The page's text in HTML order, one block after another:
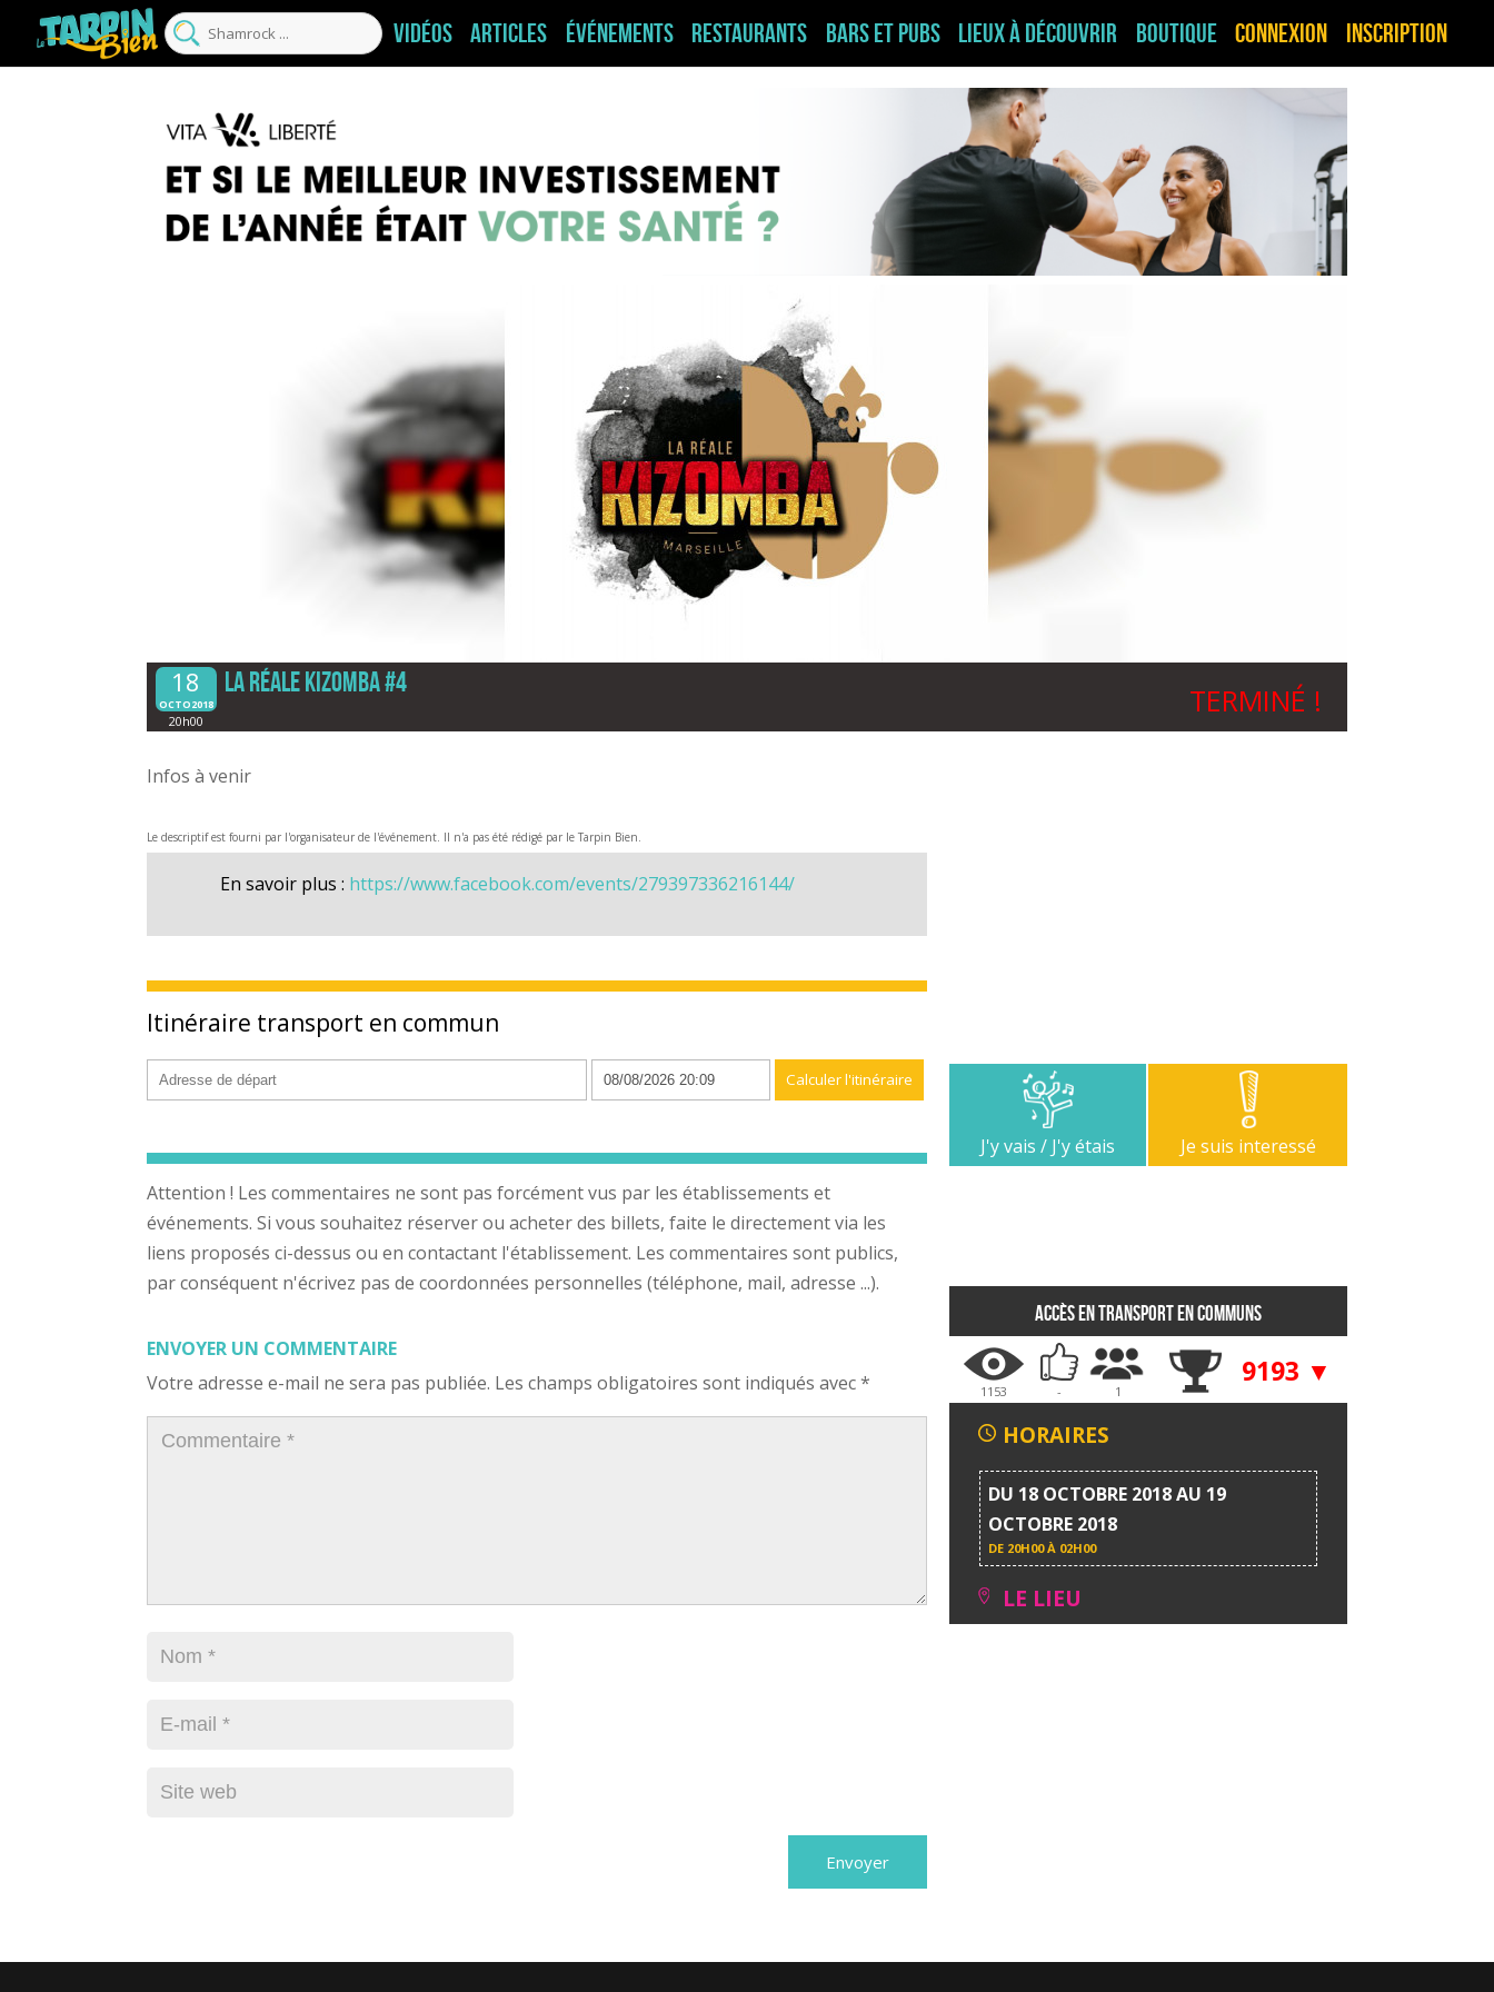
Vidéos Articles Événements Restaurants Bars et pubs Lieux à découvrir Boutique Connexion Inscription
18
OCTO2018
20h00
La Réale Kizomba #4 TERMINÉ !
Infos à venir
Le descriptif est fourni par l'organisateur de l'événement. Il n'a pas été rédigé par le Tarpin Bien.
En savoir plus : https://www.facebook.com/events/279397336216144/
Itinéraire transport en commun
Attention ! Les commentaires ne sont pas forcément vus par les établissements et
événements. Si vous souhaitez réserver ou acheter des billets, faite le directement via les
liens proposés ci-dessus ou en contactant l'établissement. Les commentaires sont publics,
par conséquent n'écrivez pas de coordonnées personnelles (téléphone, mail, adresse ...).
ENVOYER UN COMMENTAIRE
Votre adresse e-mail ne sera pas publiée. Les champs obligatoires sont indiqués avec*
J'y vais / J'y étais Je suis interessé
Accès en transport en communs
1153 - 1
9193 ▼
HORAIRES
DU 18 OCTOBRE 2018 AU 19
OCTOBRE 2018
DE 20H00 À 02H00
LE LIEU